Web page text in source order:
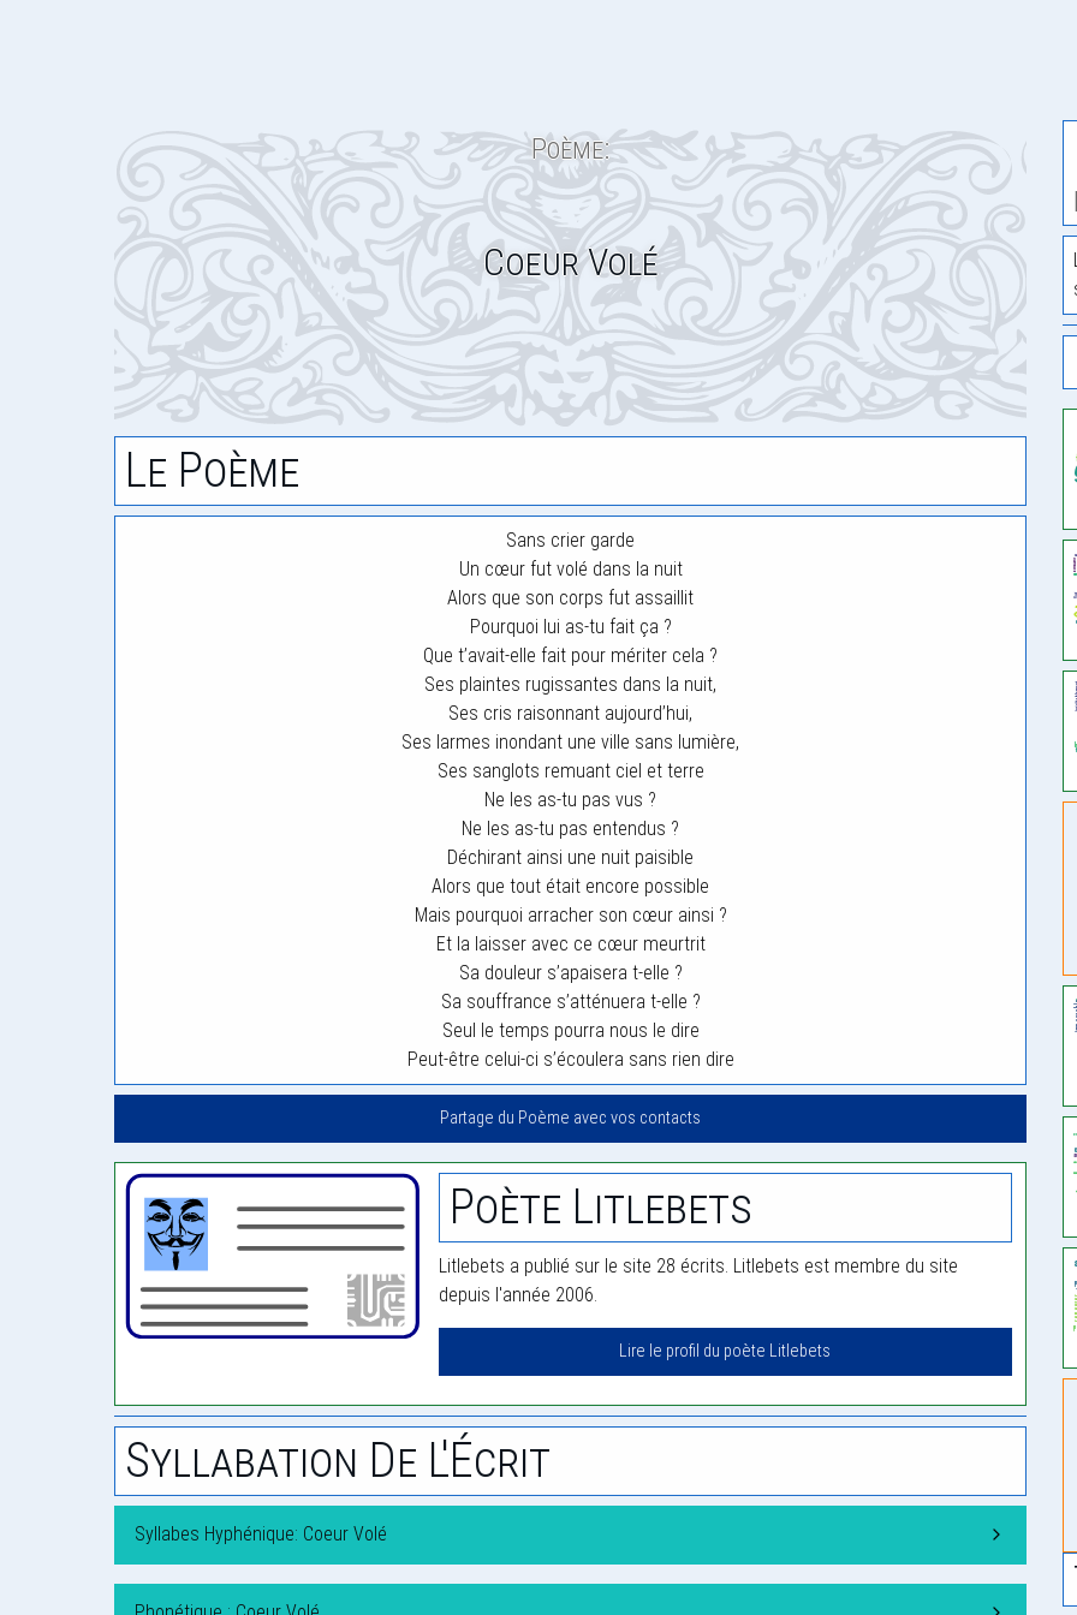
Poème:
Coeur Volé
Le Poème
Sans crier garde
Un cœur fut volé dans la nuit
Alors que son corps fut assaillit
Pourquoi lui as-tu fait ça ?
Que t’avait-elle fait pour mériter cela ?
Ses plaintes rugissantes dans la nuit,
Ses cris raisonnant aujourd’hui,
Ses larmes inondant une ville sans lumière,
Ses sanglots remuant ciel et terre
Ne les as-tu pas vus ?
Ne les as-tu pas entendus ?
Déchirant ainsi une nuit paisible
Alors que tout était encore possible
Mais pourquoi arracher son cœur ainsi ?
Et la laisser avec ce cœur meurtrit
Sa douleur s’apaisera t-elle ?
Sa souffrance s’atténuera t-elle ?
Seul le temps pourra nous le dire
Peut-être celui-ci s’écoulera sans rien dire
Partage du Poème avec vos contacts
Poète Litlebets
Litlebets a publié sur le site 28 écrits. Litlebets est membre du site
depuis l'année 2006.
Lire le profil du poète Litlebets
Syllabation De L'Écrit
Syllabes Hyphénique: Coeur Volé